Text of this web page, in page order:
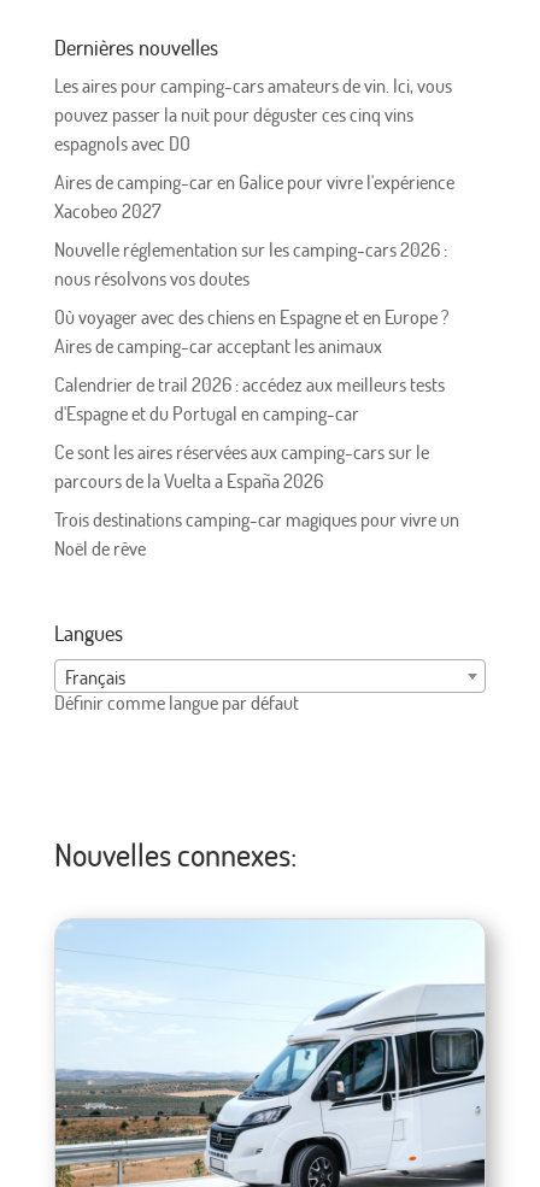
Dernières nouvelles
Les aires pour camping-cars amateurs de vin. Ici, vous
pouvez passer la nuit pour déguster ces cinq vins
espagnols avec DO
Aires de camping-car en Galice pour vivre l'expérience
Xacobeo 2027
Nouvelle réglementation sur les camping-cars 2026 :
nous résolvons vos doutes
Où voyager avec des chiens en Espagne et en Europe ?
Aires de camping-car acceptant les animaux
Calendrier de trail 2026 : accédez aux meilleurs tests
d'Espagne et du Portugal en camping-car
Ce sont les aires réservées aux camping-cars sur le
parcours de la Vuelta a España 2026
Trois destinations camping-car magiques pour vivre un
Noël de rêve
Langues
Français
Définir comme langue par défaut
Nouvelles connexes: